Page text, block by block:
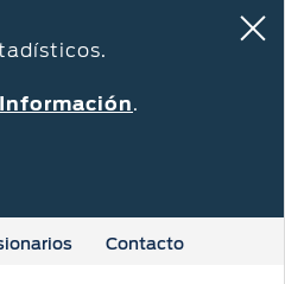
.
Contacto